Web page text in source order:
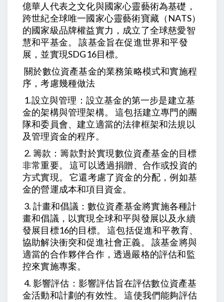
億華人代表之文化與國家心靈藝術為基礎，
跨世紀全球唯一國家心靈藝術寶藏（NATS）
的國家級品牌權益實力，成立了全球慈愛智
慧和平基金。 該基金旨在促進世界和平發
展，並實現SDG16目標。
關於數位資產基金的業務策略模式和實施程
序，考慮幾種做法
1.設立與管理：設立基金的第一步是建立基
金的架構與管理架構。 這包括建立專門的團
隊和委員會、建立適當的法律框架和法規以
及管理資金的程序。
2. 籌款：籌款對於實現數位資產基金的目標
非常重要。 這可以透過捐贈、合作或投資的
方式實現。 它還考慮了資金的分配，例如基
金的營運成本和項目資金。
3. 計畫和倡議：數位資產基金將實施各種計
畫和倡議，以實現全球和平與發展以及永續
發展目標16的目標。 這包括促進和平教育、
協助解決衝突和促進社會正義。 該基金將與
適當的合作夥伴合作，透過嚴格的評估和監
控來實施專案。
4. 影響評估：影響評估旨在評估數位資產基
金活動和計劃的有效性。 這使我們能夠評估